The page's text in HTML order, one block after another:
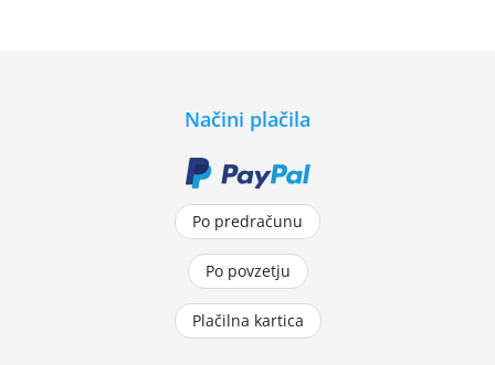
Načini plačila
Po predračunu
Po povzetju
Plačilna kartica